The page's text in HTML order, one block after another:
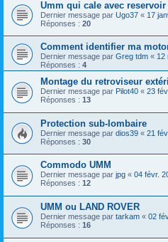
Umm qui cale avec reservoir
Dernier message par Ugo37 « 17
Réponses : 20
Comment identifier ma
Dernier message par Greg tdm « 12
Réponses : 4
Montage du retroviseur
Dernier message par Pilot40 « 23
Réponses : 13
Protection sub-lombaire
Dernier message par dios39 « 21
Réponses : 30
Commodo UMM
Dernier message par jpg « 04 févr.
Réponses : 12
UMM ou LAND ROVER
Dernier message par tarkam « 02
Réponses : 16